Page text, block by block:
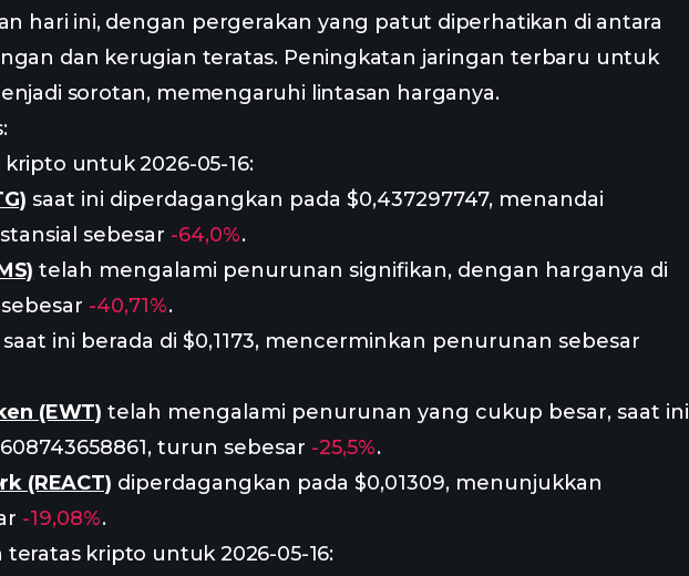
hari ini, dengan pergerakan yang patut diperhatikan di antara
dan kerugian teratas. Peningkatan jaringan terbaru untuk
sorotan, memengaruhi lintasan harganya.
untuk 2026-05-16:
saat ini diperdagangkan pada $0,437297747, menandai
sebesar -64,0%.
telah mengalami penurunan signifikan, dengan harganya di
-40,71%.
saat ini berada di $0,1173, mencerminkan penurunan sebesar
(EWT) telah mengalami penurunan yang cukup besar, saat ini
turun sebesar -25,5%.
(REACT) diperdagangkan pada $0,01309, menunjukkan
-19,08%.
kripto untuk 2026-05-16: